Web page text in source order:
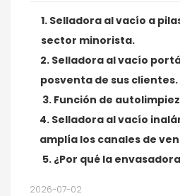
1. Selladora al vacío a
sector minorista.
2. Selladora al vacío
posventa de sus clientes.
3. Función de
4. Selladora al vacío
amplía los canales de
5. ¿Por qué la
2026-07-02